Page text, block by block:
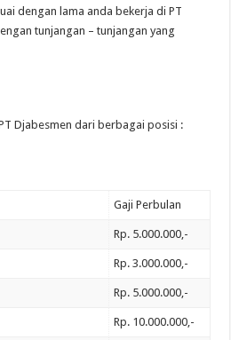
dengan lama anda bekerja di PT
tunjangan – tunjangan yang
Djabesmen dari berbagai posisi :
Gaji Perbulan
Rp. 5.000.000,-
Rp. 3.000.000,-
Rp. 5.000.000,-
Rp. 10.000.000,-